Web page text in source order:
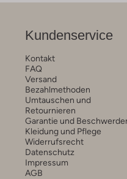
Kundenservice
Kontakt
FAQ
Versand
Bezahlmethoden
Umtauschen und
Retournieren
Garantie und
Kleidung und Pflege
Widerrufsrecht
Datenschutz
Impressum
AGB